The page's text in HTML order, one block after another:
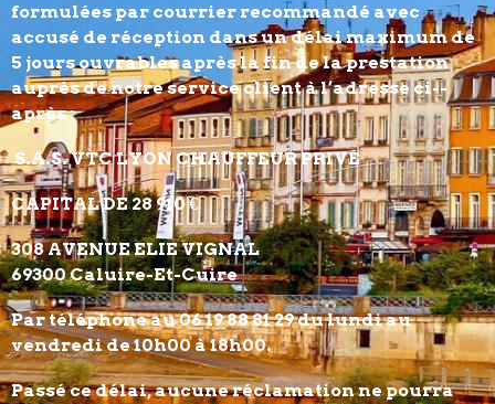
formulées par courrier recommandé avec
accusé de réception dans un délai maximum de
5 jours ouvrables après la fin de la prestation
auprès de notre service client à l’adresse ci-­
après :
S.A.S. VTC LYON CHAUFFEUR PRIVE
CAPITAL DE 28 910 €
308 AVENUE ELIE VIGNAL
69300 Caluire-Et-Cuire
Par téléphone au 06 19 88 81 29 du lundi au
vendredi de 10h00 à 18h00.
Passé ce délai, aucune réclamation ne pourra